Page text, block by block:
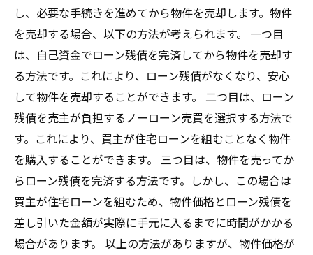
し、必要な手続きを進めてから物件を売却します。物件
を売却する場合、以下の方法が考えられます。 一つ目
は、自己資金でローン残債を完済してから物件を売却す
る方法です。これにより、ローン残債がなくなり、安心
して物件を売却することができます。 二つ目は、ローン
残債を売主が負担するノーローン売買を選択する方法で
す。これにより、買主が住宅ローンを組むことなく物件
を購入することができます。 三つ目は、物件を売ってか
らローン残債を完済する方法です。しかし、この場合は
買主が住宅ローンを組むため、物件価格とローン残債を
差し引いた金額が実際に手元に入るまでに時間がかかる
場合があります。 以上の方法がありますが、物件価格が